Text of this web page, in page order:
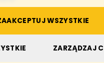
Większy Stół. Wszelkie
WSZYSTKIE
ZARZĄDZAJ